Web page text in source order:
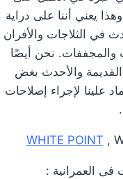
يعني أننا على دراية
في الثلاجات والأفران
والمجففات. نحن أيضًا
القديمة والأحدث بغض
علينا لإجراء إصلاحات
WHITE POINT ,
فى العمرانية :